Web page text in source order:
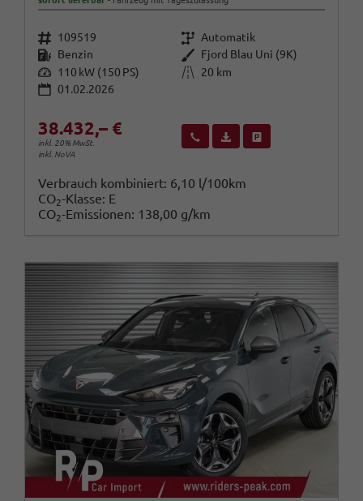
Fahrzeugnr. 109519 Getriebe Automatik
Kraftstoff Benzin Außenfarbe Fjord Blau Uni (9K)
Leistung 110 kW (150 PS) Kilometerstand
20 km
01.02.2026
38.432,– €
inkl. 20% MwSt.
inkl. NoVA
Wir rufen Sie anFahrzeugexposé (PDF)
Verbrauch kombiniert: 6,10 l/100km
CO2-Klasse: E
CO2-Emissionen: 138,00 g/km